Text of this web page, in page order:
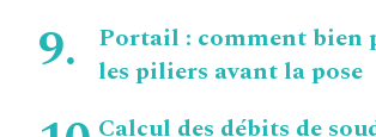
Portail : comment bien
les piliers avant la pose
Calcul des débits de